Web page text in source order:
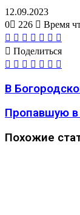
12.09.2023
0
226
Время
Вконтакте
WhatsApp
Telegram
Viber
почту
Поделиться
Вконтакте
WhatsApp
Telegram
Viber
почту
В
Пропавшую
Похожие